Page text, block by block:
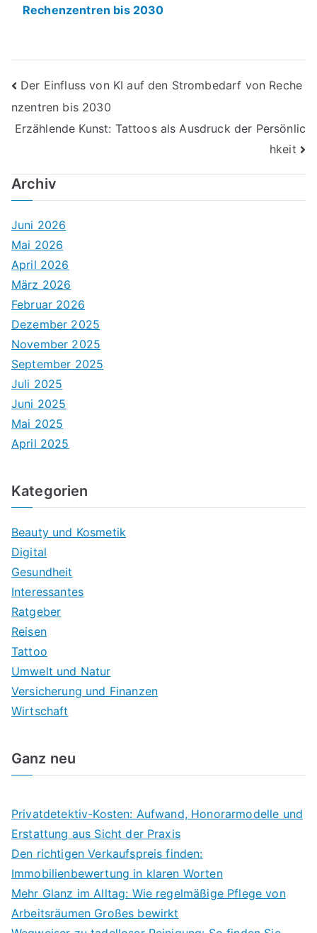
Rechenzentren bis 2030
Beitrags-
Navigation
Der Einfluss von KI auf den Strombedarf von Reche
nzentren bis 2030
Erzählende Kunst: Tattoos als Ausdruck der Persönlic
hkeit
Archiv
Juni 2026
Mai 2026
April 2026
März 2026
Februar 2026
Dezember 2025
November 2025
September 2025
Juli 2025
Juni 2025
Mai 2025
April 2025
Kategorien
Beauty und Kosmetik
Digital
Gesundheit
Interessantes
Ratgeber
Reisen
Tattoo
Umwelt und Natur
Versicherung und Finanzen
Wirtschaft
Ganz neu
Privatdetektiv-Kosten: Aufwand, Honorarmodelle und
Erstattung aus Sicht der Praxis
Den richtigen Verkaufspreis finden:
Immobilienbewertung in klaren Worten
Mehr Glanz im Alltag: Wie regelmäßige Pflege von
Arbeitsräumen Großes bewirkt